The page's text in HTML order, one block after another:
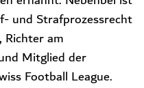
und Strafprozessrecht
am
Mitglied der
Football League.